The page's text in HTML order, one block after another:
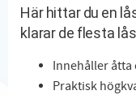
Här hittar du en
klarar de flesta
Innehåller åtta
Praktisk